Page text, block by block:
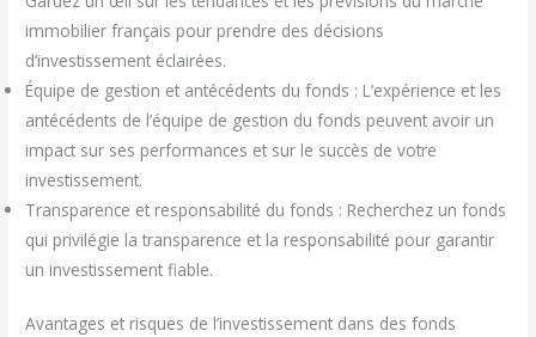
immobilier français pour prendre des décisions
d’investissement éclairées.
Équipe de gestion et antécédents du fonds : L’expérience et les
antécédents de l’équipe de gestion du fonds peuvent avoir un
impact sur ses performances et sur le succès de votre
investissement.
Transparence et responsabilité du fonds : Recherchez un fonds
qui privilégie la transparence et la responsabilité pour garantir
un investissement fiable.
Avantages et risques de l’investissement dans des fonds